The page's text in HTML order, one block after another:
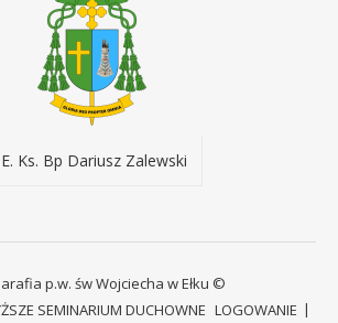
Ks. Bp Dariusz Zalewski
p.w. św Wojciecha w Ełku ©
SEMINARIUM DUCHOWNE LOGOWANIE